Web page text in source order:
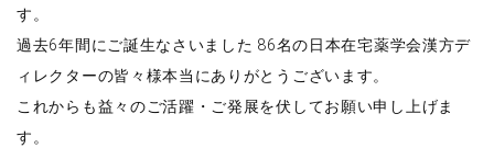
す。
過去6年間にご誕生なさいました 86名の日本在宅薬学会漢方デ
ィレクターの皆々様本当にありがとうございます。
これからも益々のご活躍・ご発展を伏してお願い申し上げま
す。